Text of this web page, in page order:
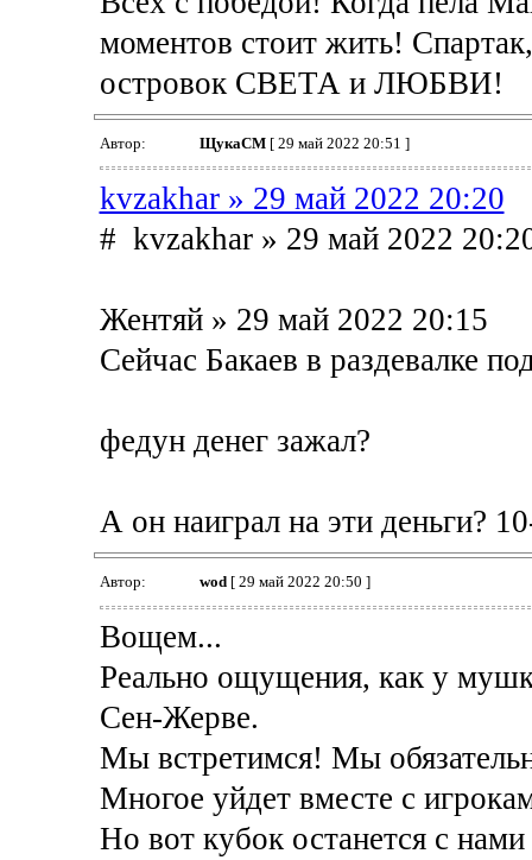
моментов стоит жить!
островок СВЕТА и ЛЮБВИ!
Автор: ЩукаСМ[ 29 май 2022 20:51 ]
kvzakhar » 29 май 2022 20:20
# kvzakhar » 29 май 2022
Жентяй » 29 май 2022 20:15
Сейчас Бакаев в раздевалке
федун денег зажал?
А он наиграл на эти деньги?
Автор: wod[ 29 май 2022 20:50 ]
Вощем...
Реально ощущения, как у
Сен-Жерве.
Мы встретимся! Мы
Многое уйдет вместе с
Но вот кубок останется с нами